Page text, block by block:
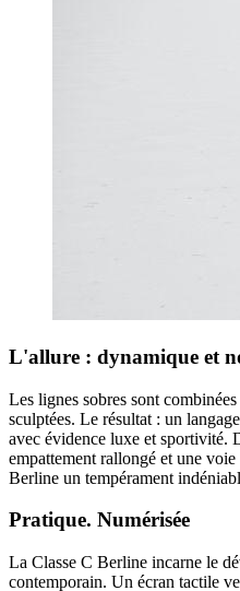
L'allure : dynamique et
Les lignes sobres sont
sculptées. Le résultat : un
avec évidence luxe et sportivité.
empattement rallongé et une
Berline un tempérament
Pratique. Numérisée
La Classe C Berline incarne le
contemporain. Un écran tactile